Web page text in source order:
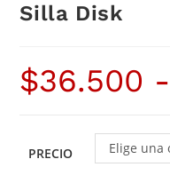
Silla Disk
$36.500 -
PRECIO Elige una